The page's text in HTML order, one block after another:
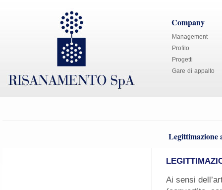
Company
Management
Profilo
Progetti
Gare di appalto
Legittimazione
Ai sensi